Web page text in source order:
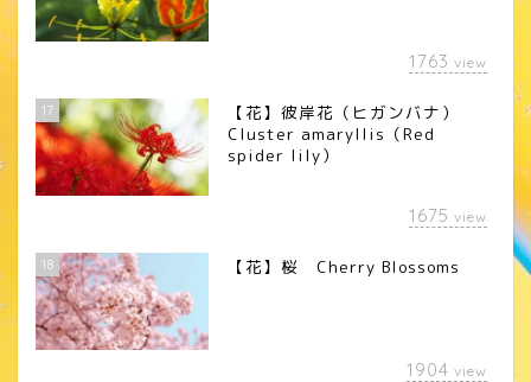
1763 view
17
【花】彼岸花（ヒガンバナ）
Cluster amaryllis（Red
spider lily）
1675 view
18 【花】桜 Cherry Blossoms
1904 view